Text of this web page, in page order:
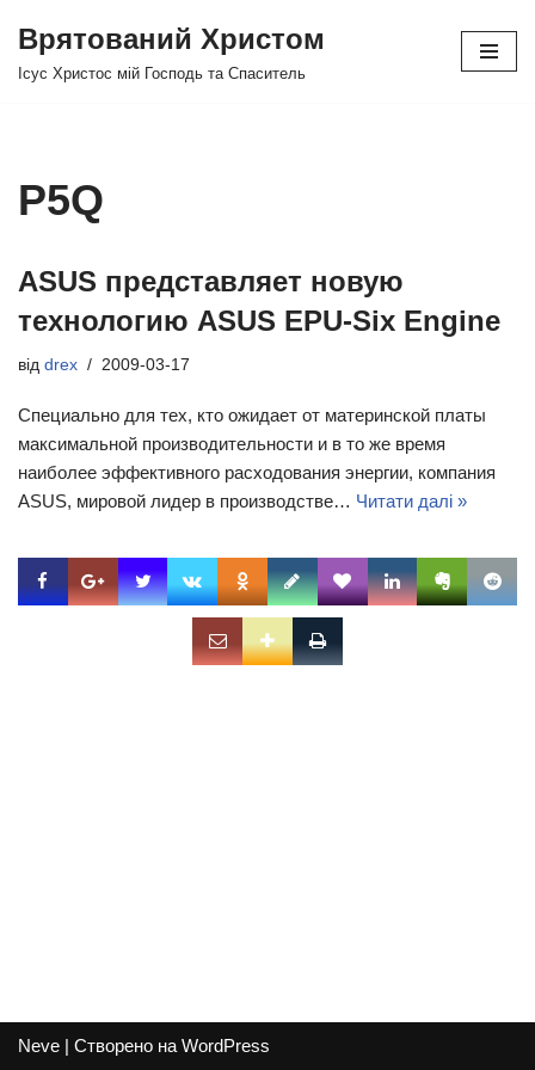
Перейти
Врятований Христом
Ісус Христос мій Господь та Спаситель
P5Q
ASUS представляет новую
технологию ASUS EPU-Six Engine
від drex 2009-03-17
Специально для тех, кто ожидает от материнской платы
максимальной производительности и в то же время
наиболее эффективного расходования энергии, компания
ASUS, мировой лидер в производстве… Читати далі »
Neve | Створено на WordPress